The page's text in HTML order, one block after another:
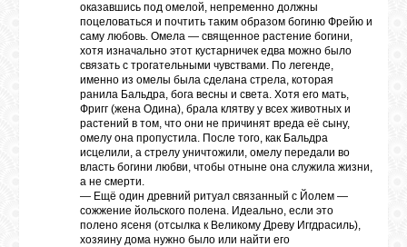
оказавшись под омелой, непременно должны
поцеловаться и почтить таким образом богиню Фрейю и
саму любовь. Омела — священное растение богини,
хотя изначально этот кустарничек едва можно было
связать с трогательными чувствами. По легенде,
именно из омелы была сделана стрела, которая
ранила Бальдра, бога весны и света. Хотя его мать,
Фригг (жена Одина), брала клятву у всех животных и
растений в том, что они не причинят вреда её сыну,
омелу она пропустила. После того, как Бальдра
исцелили, а стрелу уничтожили, омелу передали во
власть богини любви, чтобы отныне она служила жизни,
а не смерти.
— Ещё один древний ритуал связанный с Йолем —
сожжение йольского полена. Идеально, если это
полено ясеня (отсылка к Великому Древу Иггдрасиль),
хозяину дома нужно было или найти его